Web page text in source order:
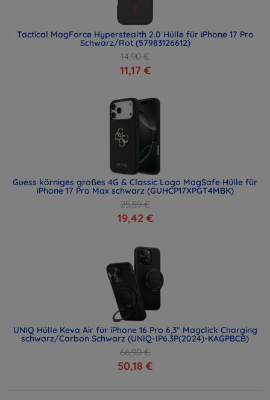
Tactical MagForce Hyperstealth 2.0 Hülle für iPhone 17 Pro
Schwarz/Rot (57983126612)
14,90 €
11,17 €
Guess körniges großes 4G & Classic Logo MagSafe Hülle für
iPhone 17 Pro Max schwarz (GUHCP17XPGT4MBK)
25,89 €
19,42 €
UNIQ Hülle Keva Air für iPhone 16 Pro 6,3" Magclick Charging
schwarz/Carbon Schwarz (UNIQ-IP6.3P(2024)-KAGPBCB)
66,90 €
50,18 €